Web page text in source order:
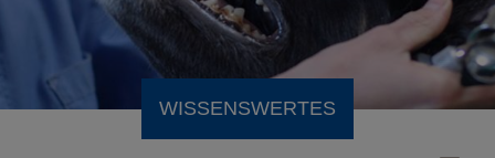
WISSENSWERTES